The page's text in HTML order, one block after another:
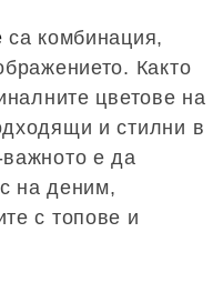
са комбинация,
Както
цветове на
и стилни в
е да
на деним,
с топове и